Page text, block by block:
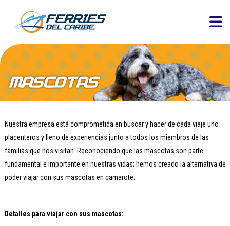
Nuestra empresa está comprometida en buscar y hacer de cada viaje uno
placenteros y lleno de experiencias junto a todos los miembros de las
familias que nos visitan. Reconociendo que las mascotas son parte
fundamental e importante en nuestras vidas; hemos creado la alternativa de
poder viajar con sus mascotas en camarote.
Detalles para viajar con sus mascotas: